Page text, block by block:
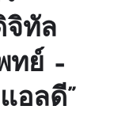
จิทัล
ทย์ –
อลดี”